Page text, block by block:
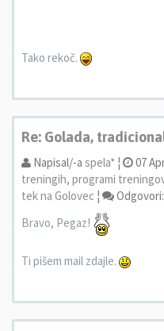
Tako rekoč.
Re: Golada,
Napisal/-a spela* ¦ 07
treningih, programi
tek na Golovec ¦ Odgovori:
Bravo, Pegaz!
Ti pišem mail zdajle.